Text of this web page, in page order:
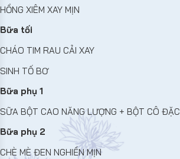
HỒNG XIÊM XAY MỊN
Bữa tối
CHÁO TIM RAU CẢI XAY
SINH TỐ BƠ
Bữa phụ 1
SỮA BỘT CAO NĂNG LƯỢNG + BỘT CÔ ĐẶC
Bữa phụ 2
CHÈ MÈ ĐEN NGHIỀN MỊN